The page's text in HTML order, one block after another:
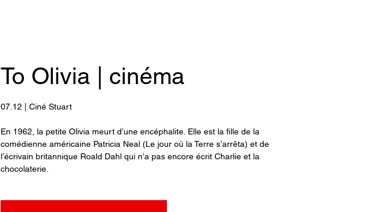
To Olivia | cinéma
07.12 | Ciné Stuart
En 1962, la petite Olivia meurt d’une encéphalite. Elle est la fille de la
comédienne américaine Patricia Neal (Le jour où la Terre s’arrêta) et de
l’écrivain britannique Roald Dahl qui n’a pas encore écrit Charlie et la
chocolaterie.